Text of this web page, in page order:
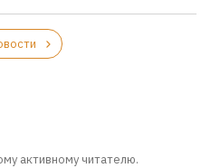
активному читателю.